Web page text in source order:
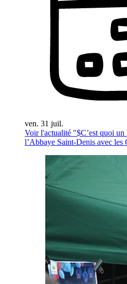
ven. 31 juil.
Voir l'actualité "$C’est quoi
l’Abbaye Saint-Denis avec les